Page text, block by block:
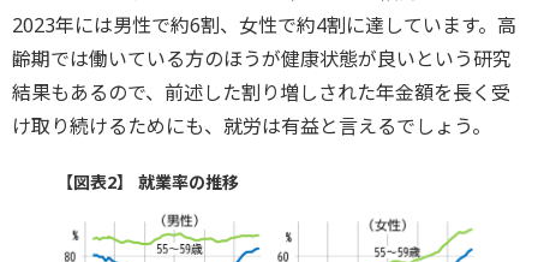
2023年には男性で約6割、女性で約4割に達しています。高
齢期では働いている方のほうが健康状態が良いという研究
結果もあるので、前述した割り増しされた年金額を長く受
け取り続けるためにも、就労は有益と言えるでしょう。
【図表2】 就業率の推移